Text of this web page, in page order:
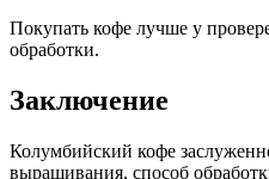
Покупать кофе лучше у
обработки.
Заключение
Колумбийский кофе
выращивания, способ